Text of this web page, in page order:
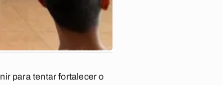
para tentar fortalecer o